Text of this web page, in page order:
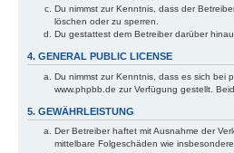
Du nimmst zur Kenntnis, dass der
löschen oder zu sperren.
Du gestattest dem Betreiber darüber
4. GENERAL PUBLIC LICENSE
Du nimmst zur Kenntnis, dass es sich bei
www.phpbb.de zur Verfügung gestellt.
5. GEWÄHRLEISTUNG
Der Betreiber haftet mit Ausnahme der
mittelbare Folgeschäden wie